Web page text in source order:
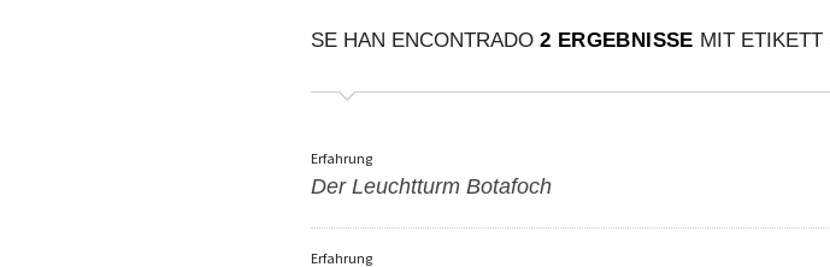
SE HAN ENCONTRADO 2 ERGEBNISSE MIT ETIKETT
Erfahrung
Der Leuchtturm Botafoch
Erfahrung